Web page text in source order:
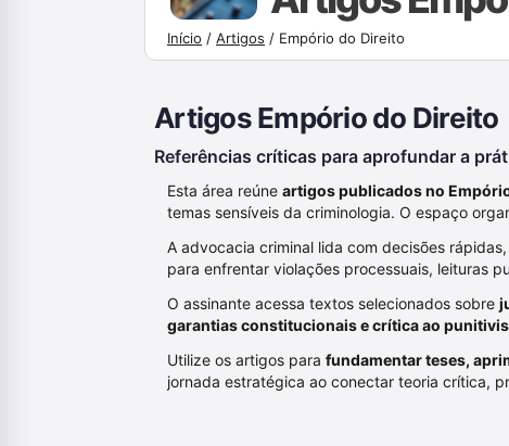
Início / Artigos / Empório do Direito
Artigos Empório do Direito
Referências críticas para aprofundar a
Esta área reúne artigos publicados no
temas sensíveis da criminologia. O espaço
A advocacia criminal lida com decisões
para enfrentar violações processuais, leituras
O assinante acessa textos selecionados sobre
garantias constitucionais e crítica ao
Utilize os artigos para fundamentar teses,
jornada estratégica ao conectar teoria crítica,